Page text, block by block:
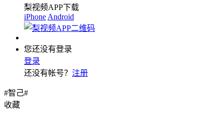
梨视频APP下载
iPhone Android
您还没有登录
登录
还没有帐号？ 注册
#智己#
收藏